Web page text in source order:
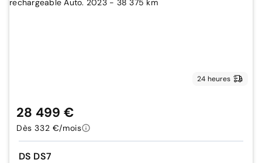
24 heures
DS DS7
28 499 €
Dès 332 €/mois